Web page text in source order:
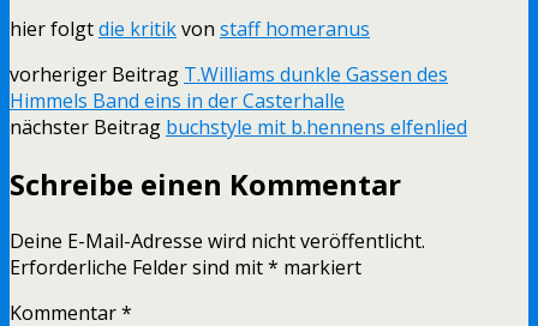
hier folgtdie kritikvon staff homeranus
vorheriger Beitrag T.Williams dunkle Gassen des
Himmels Band eins in der Casterhalle
nächster Beitrag buchstyle mit b.hennens elfenlied
Schreibe einen Kommentar
Deine E-Mail-Adresse wird nicht veröffentlicht.
Erforderliche Felder sind mit* markiert
Kommentar*